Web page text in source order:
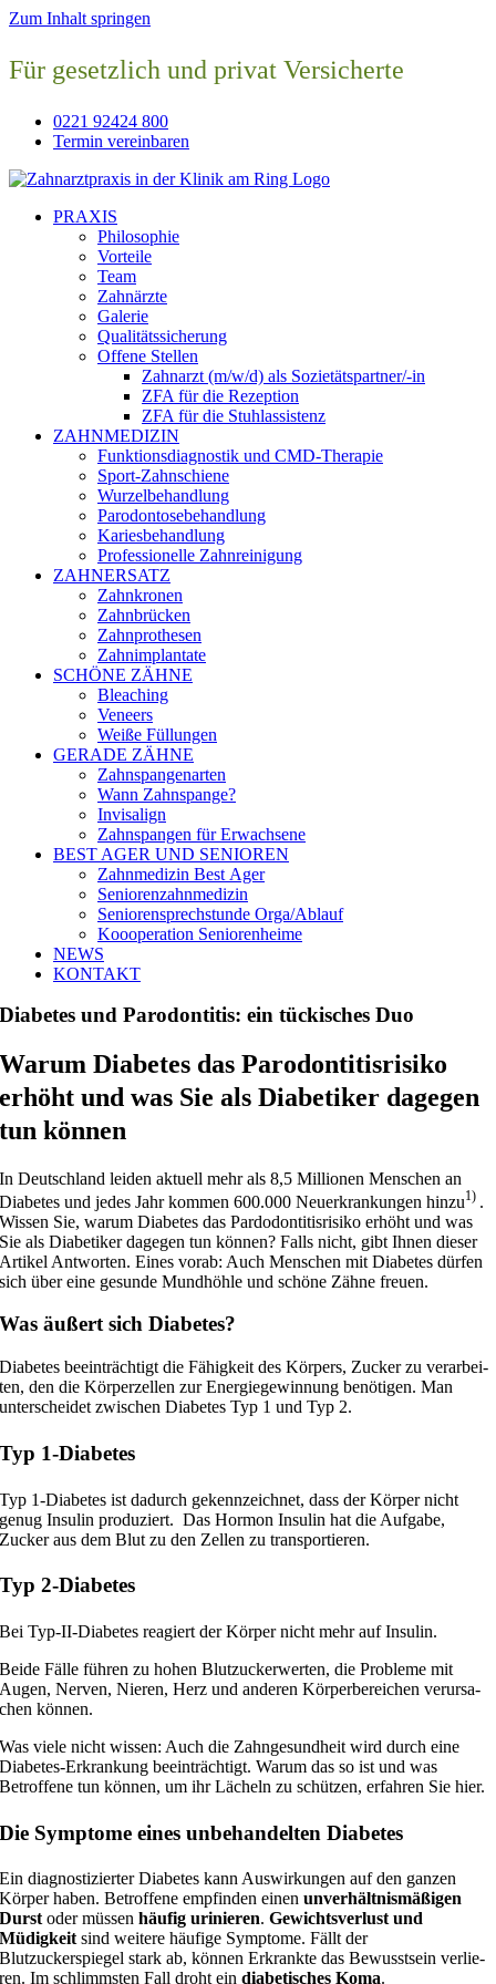
Zum Inhalt springen
Für gesetzlich und privat Versicherte
0221 92424 800
Termin vereinbaren
PRAXIS
Philosophie
Vorteile
Team
Zahnärzte
Galerie
Qualitätssicherung
Offene Stellen
Zahnarzt (m/w/d) als Sozietätspartner/-in
ZFA für die Rezeption
ZFA für die Stuhlassistenz
ZAHNMEDIZIN
Funktionsdiagnostik und CMD-Therapie
Sport-Zahnschiene
Wurzelbehandlung
Parodontosebehandlung
Kariesbehandlung
Professionelle Zahnreinigung
ZAHNERSATZ
Zahnkronen
Zahnbrücken
Zahnprothesen
Zahnimplantate
SCHÖNE ZÄHNE
Bleaching
Veneers
Weiße Füllungen
GERADE ZÄHNE
Zahnspangenarten
Wann Zahnspange?
Invisalign
Zahnspangen für Erwachsene
BEST AGER UND SENIOREN
Zahnmedizin Best Ager
Seniorenzahnmedizin
Seniorensprechstunde Orga/Ablauf
Koooperation Seniorenheime
NEWS
KONTAKT
Diabetes und Parodontitis: ein tückisches Duo
Warum Diabetes das Parodontitisrisiko
erhöht und was Sie als Diabetiker dagegen
tun können
In Deutschland lei­den aktu­ell mehr als 8,5 Millionen Menschen an
Diabetes und jedes Jahr kom­men 600.000 Neuerkrankungen hin­zu1) .
Wissen Sie, war­um Diabetes das Pardodontitisrisiko erhöht und was
Sie als Diabetiker dage­gen tun kön­nen? Falls nicht, gibt Ihnen die­ser
Artikel Antworten. Eines vor­ab: Auch Menschen mit Diabetes dür­fen
sich über eine gesun­de Mundhöhle und schö­ne Zähne freuen.
Was äußert sich Diabetes?
Diabetes beein­träch­tigt die Fähigkeit des Körpers, Zucker zu ver­ar­bei­
ten, den die Körperzellen zur Energiegewinnung benö­ti­gen. Man
unter­schei­det zwi­schen Diabetes Typ 1 und Typ 2.
Typ 1‑Diabetes
Typ 1‑Diabetes ist dadurch gekenn­zeich­net, dass der Körper nicht
genug Insulin pro­du­ziert. Das Hormon Insulin hat die Aufgabe,
Zucker aus dem Blut zu den Zellen zu transportieren.
Typ 2‑Diabetes
Bei Typ-II-Diabetes reagiert der Körper nicht mehr auf Insulin.
Beide Fälle füh­ren zu hohen Blutzuckerwerten, die Probleme mit
Augen, Nerven, Nieren, Herz und ande­ren Körperbereichen ver­ur­sa­
chen können.
Was vie­le nicht wis­sen: Auch die Zahngesundheit wird durch eine
Diabetes-Erkrankung beein­träch­tigt. Warum das so ist und was
Betroffene tun kön­nen, um ihr Lächeln zu schüt­zen, erfah­ren Sie hier.
Die Symptome eines unbehandelten Diabetes
Ein dia­gnos­ti­zier­ter Diabetes kann Auswirkungen auf den gan­zen
Körper haben. Betroffene emp­fin­den einenunver­hält­nis­mä­ßi­gen
Durstoder müs­senhäu­fig uri­nie­ren.Gewichtsverlust und
Müdigkeitsind wei­te­re häu­fi­ge Symptome. Fällt der
Blutzuckerspiegel stark ab, kön­nen Erkrankte das Bewusstsein ver­lie­
ren. Im schlimms­ten Fall droht eindia­be­ti­sches Koma.